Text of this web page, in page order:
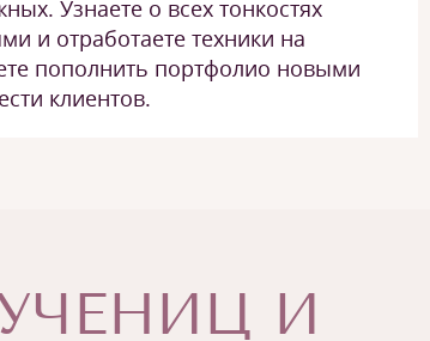
Узнаете о всех тонкостях
и отработаете техники на
пополнить портфолио новыми
клиентов.
И